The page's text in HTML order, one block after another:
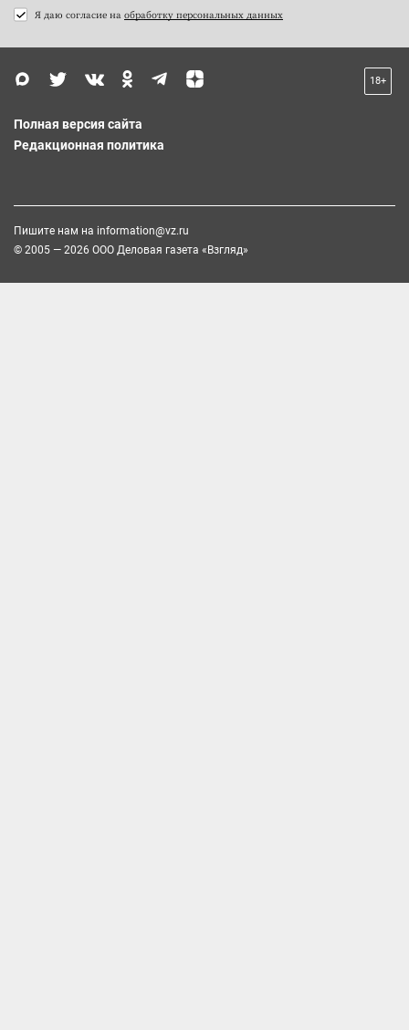
Я даю согласие на обработку персональных данных
18+
Полная версия сайта
Редакционная политика
Пишите нам на information@vz.ru
© 2005 — 2026 ООО Деловая газета «Взгляд»